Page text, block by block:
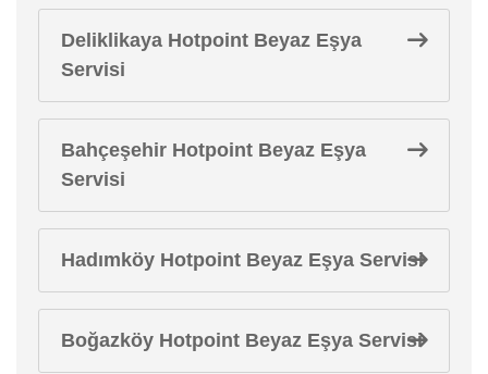
Deliklikaya Hotpoint Beyaz Eşya
Servisi
Bahçeşehir Hotpoint Beyaz Eşya
Servisi
Hadımköy Hotpoint Beyaz Eşya Servisi
Boğazköy Hotpoint Beyaz Eşya Servisi